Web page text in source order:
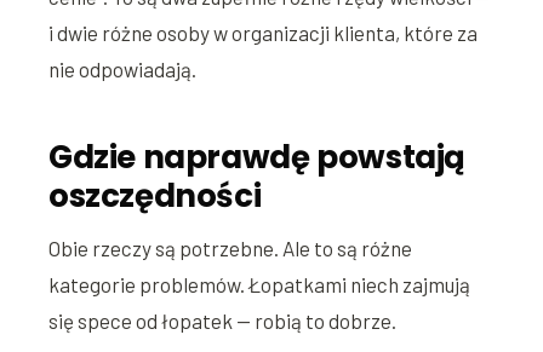
i dwie różne osoby w organizacji klienta, które za
nie odpowiadają.
Gdzie naprawdę powstają
oszczędności
Obie rzeczy są potrzebne. Ale to są różne
kategorie problemów. Łopatkami niech zajmują
się spece od łopatek — robią to dobrze.